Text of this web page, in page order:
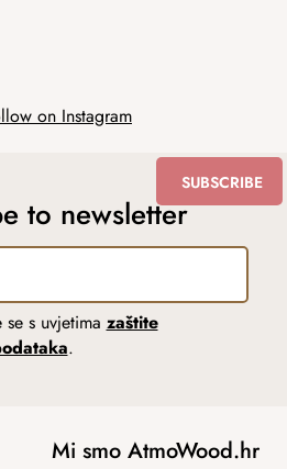
on Instagram
to newsletter
s uvjetima zaštite
.
SUBSCRIBE
Mi smo AtmoWood.hr